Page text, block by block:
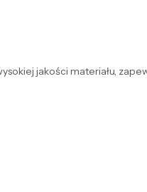
jakości materiału,